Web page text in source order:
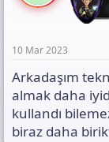
10 Mar 2023
Arkadaşım
almak daha
kullandı
biraz daha